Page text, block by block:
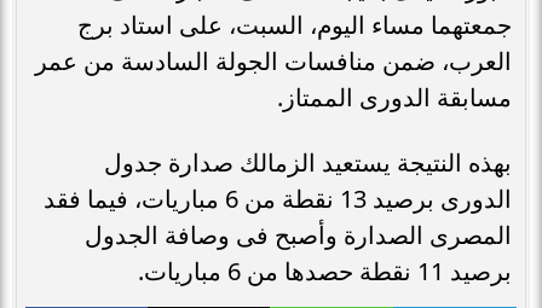
جمعتهما مساء اليوم، السبت، على استاد برج
العرب، ضمن منافسات الجولة السادسة من عمر
مسابقة الدورى الممتاز.
بهذه النتيجة يستعيد الزمالك صدارة جدول
الدورى برصيد 13 نقطة من 6 مباريات، فيما فقد
المصرى الصدارة وأصبح فى وصافة الجدول
برصيد 11 نقطة حصدها من 6 مباريات.